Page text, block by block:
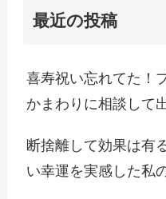
最近の投稿
喜寿祝い忘れてた！
かまわりに相談して
断捨離して効果は有
い幸運を実感した私